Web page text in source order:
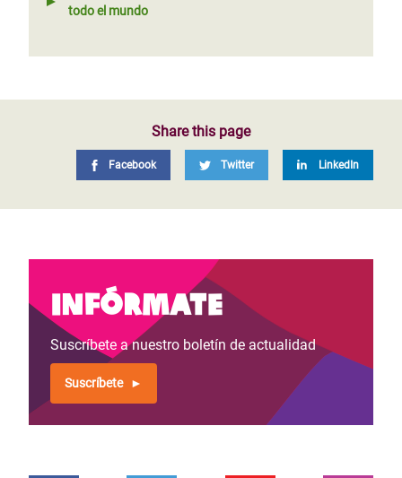
todo el mundo
Share this page
Facebook Twitter LinkedIn
Infórmate
Suscríbete a nuestro boletín de actualidad
Suscríbete